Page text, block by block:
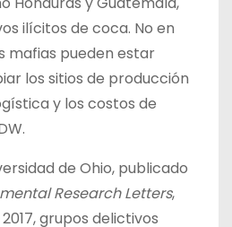
ilícitos de coca. No en
mafias pueden estar
los sitios de producción
y los costos de
de Ohio, publicado
Research Letters,
grupos delictivos